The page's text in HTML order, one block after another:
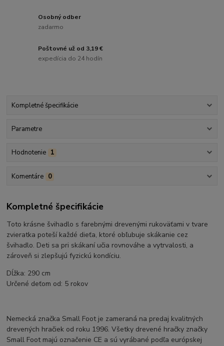
Osobný odber
zadarmo
Poštovné už od 3,19 €
expedícia do 24 hodín
Kompletné špecifikácie
Parametre
Hodnotenie 1
Komentáre 0
Kompletné špecifikácie
Toto krásne švihadlo s farebnými drevenými rukoväťami v tvare
zvieratka poteší každé dieťa, ktoré obľubuje skákanie cez
švihadlo. Deti sa pri skákaní učia rovnováhe a vytrvalosti, a
zároveň si zlepšujú fyzickú kondíciu.
Dĺžka: 290 cm
Určené deťom od: 5 rokov
Nemecká značka Small Foot je zameraná na predaj kvalitných
drevených hračiek od roku 1996. Všetky drevené hračky značky
Small Foot majú označenie CE a sú vyrábané podľa európskej